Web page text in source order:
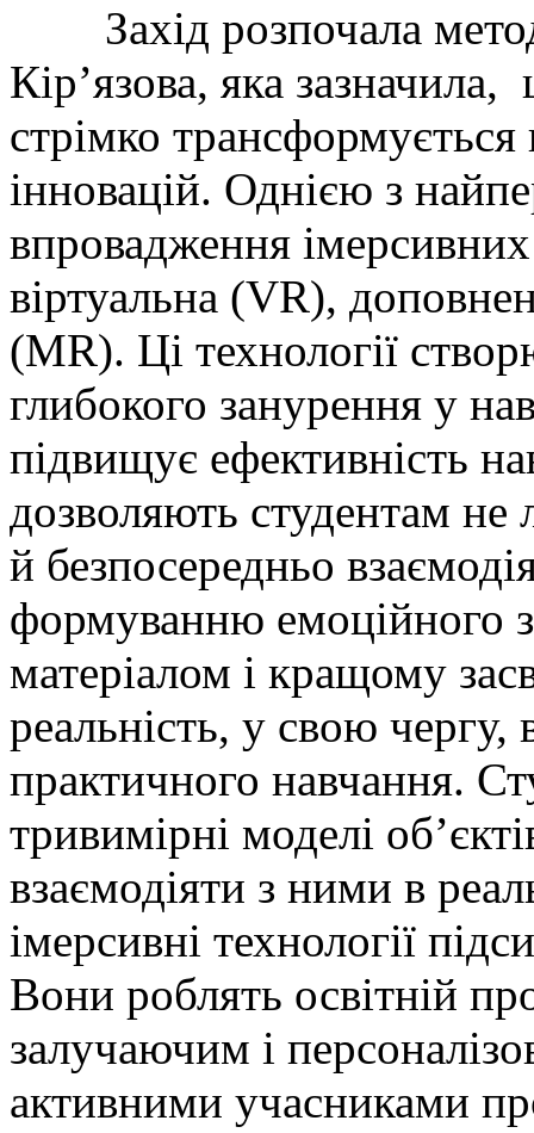
Захід розпочала
Кір’язова, яка
стрімко
інновацій. Однією з
впровадження
віртуальна (VR),
(MR). Ці технології
глибокого занурення у
підвищує ефективність
дозволяють студентам
й безпосередньо
формуванню емоційного
матеріалом і кращому
реальність, у свою чергу,
практичного навчання.
тривимірні моделі
взаємодіяти з ними в
імерсивні технології
Вони роблять освітній
залучаючим і
активними учасниками